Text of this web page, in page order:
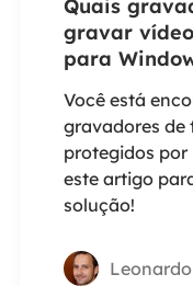
Quais
gravar
para
Você está
gravadores de
protegidos por
este artigo
solução!
Leonardo